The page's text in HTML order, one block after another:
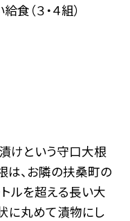
食（３・４組）
けという守口大根
は、お隣の扶桑町の
ルを超える長い大
に丸めて漬物にし